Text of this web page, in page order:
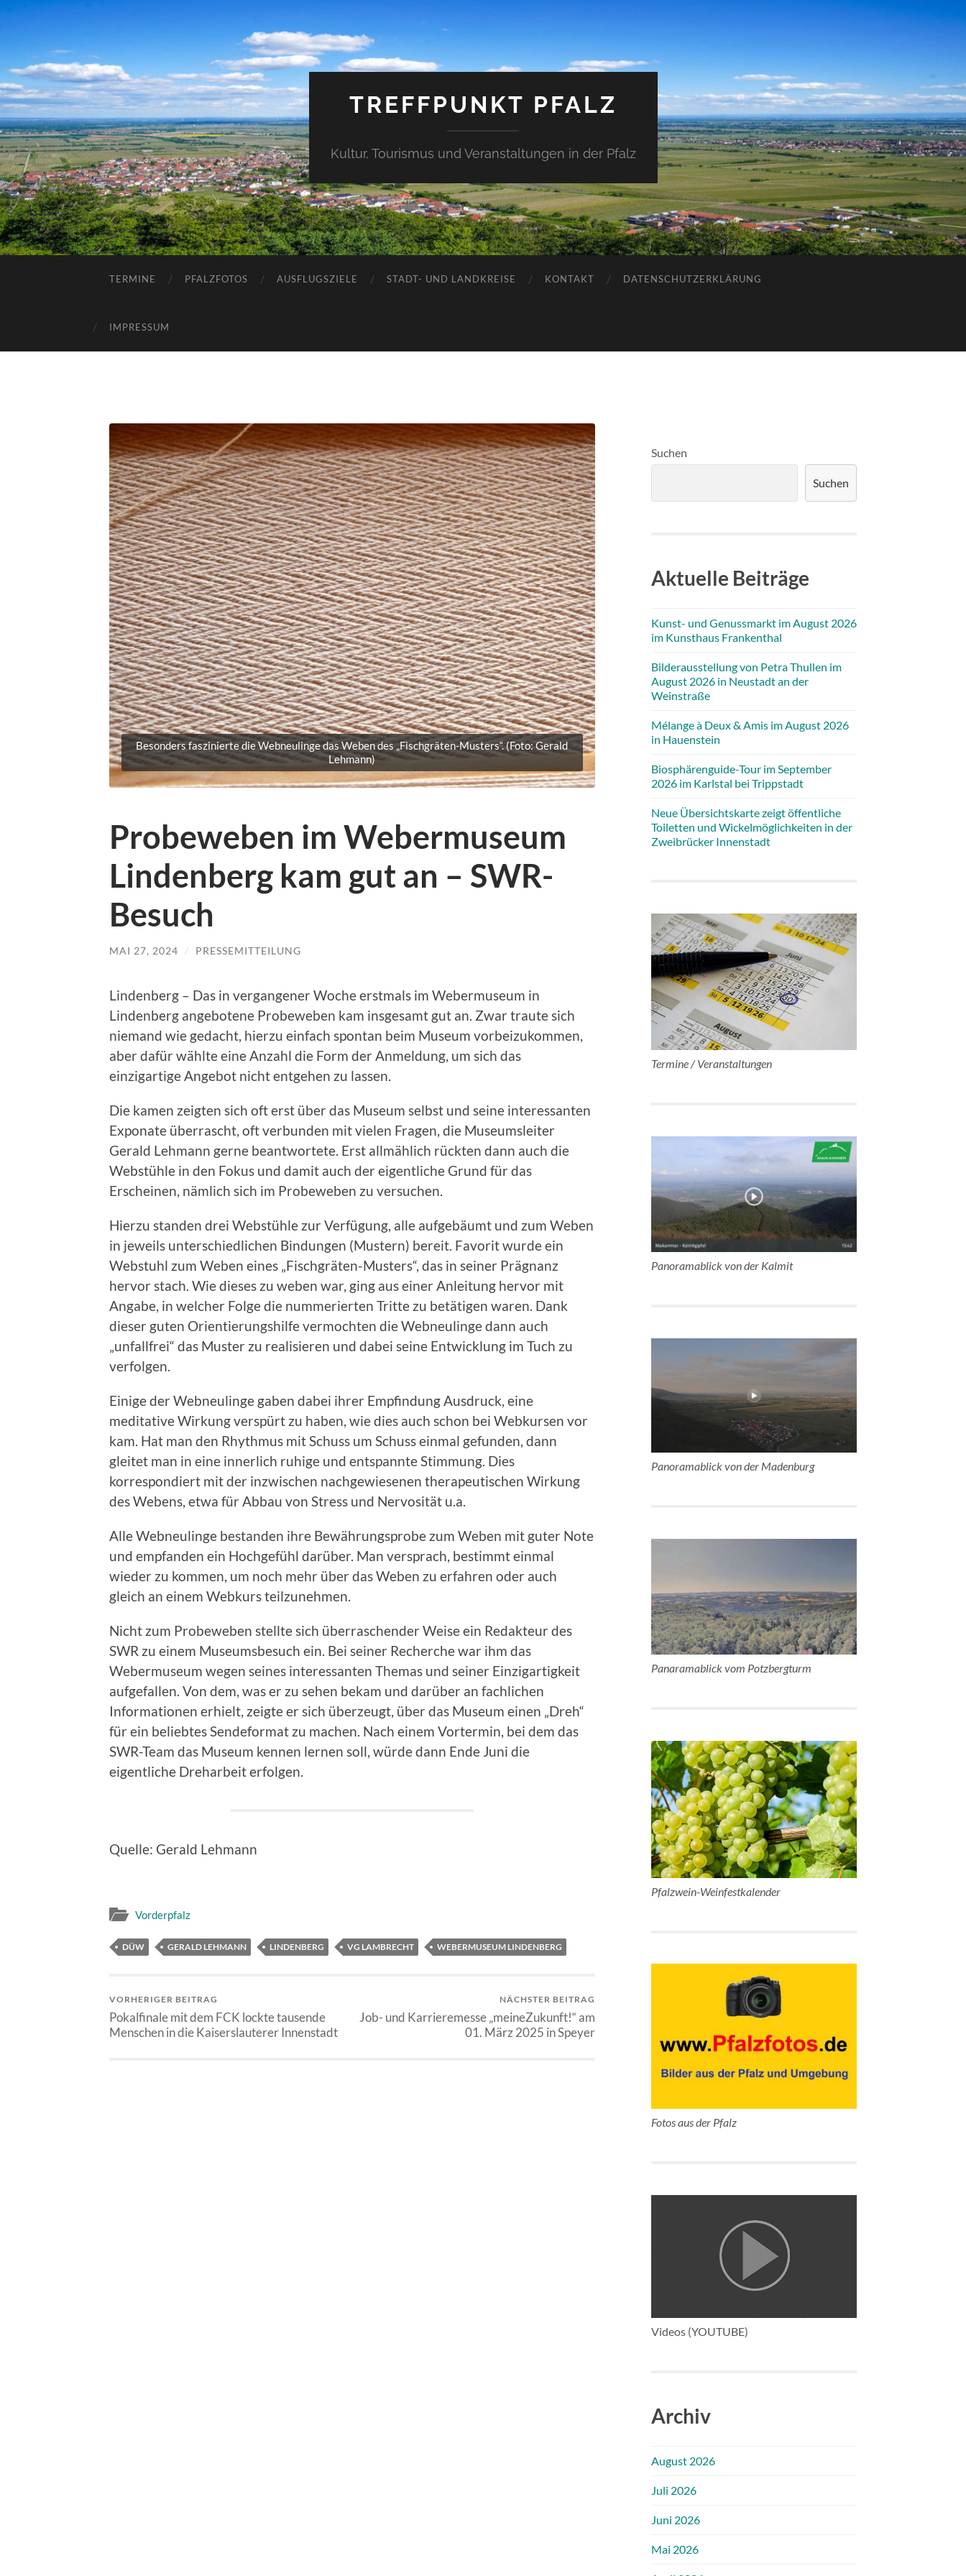
TREFFPUNKT PFALZ
Kultur, Tourismus und Veranstaltungen in der Pfalz
TERMINE PFALZFOTOS AUSFLUGSZIELE STADT- UND LANDKREISE KONTAKT DATENSCHUTZERKLÄRUNG
IMPRESSUM
Besonders faszinierte die Webneulinge das Weben des „Fischgräten-Musters“. (Foto: Gerald
Lehmann)
Probeweben im Webermuseum
Lindenberg kam gut an – SWR-
Besuch
MAI 27, 2024 / PRESSEMITTEILUNG
Lindenberg – Das in vergangener Woche erstmals im Webermuseum in
Lindenberg angebotene Probeweben kam insgesamt gut an. Zwar traute sich
niemand wie gedacht, hierzu einfach spontan beim Museum vorbeizukommen,
aber dafür wählte eine Anzahl die Form der Anmeldung, um sich das
einzigartige Angebot nicht entgehen zu lassen.
Die kamen zeigten sich oft erst über das Museum selbst und seine interessanten
Exponate überrascht, oft verbunden mit vielen Fragen, die Museumsleiter
Gerald Lehmann gerne beantwortete. Erst allmählich rückten dann auch die
Webstühle in den Fokus und damit auch der eigentliche Grund für das
Erscheinen, nämlich sich im Probeweben zu versuchen.
Hierzu standen drei Webstühle zur Verfügung, alle aufgebäumt und zum Weben
in jeweils unterschiedlichen Bindungen (Mustern) bereit. Favorit wurde ein
Webstuhl zum Weben eines „Fischgräten-Musters“, das in seiner Prägnanz
hervor stach. Wie dieses zu weben war, ging aus einer Anleitung hervor mit
Angabe, in welcher Folge die nummerierten Tritte zu betätigen waren. Dank
dieser guten Orientierungshilfe vermochten die Webneulinge dann auch
„unfallfrei“ das Muster zu realisieren und dabei seine Entwicklung im Tuch zu
verfolgen.
Einige der Webneulinge gaben dabei ihrer Empfindung Ausdruck, eine
meditative Wirkung verspürt zu haben, wie dies auch schon bei Webkursen vor
kam. Hat man den Rhythmus mit Schuss um Schuss einmal gefunden, dann
gleitet man in eine innerlich ruhige und entspannte Stimmung. Dies
korrespondiert mit der inzwischen nachgewiesenen therapeutischen Wirkung
des Webens, etwa für Abbau von Stress und Nervosität u.a.
Alle Webneulinge bestanden ihre Bewährungsprobe zum Weben mit guter Note
und empfanden ein Hochgefühl darüber. Man versprach, bestimmt einmal
wieder zu kommen, um noch mehr über das Weben zu erfahren oder auch
gleich an einem Webkurs teilzunehmen.
Nicht zum Probeweben stellte sich überraschender Weise ein Redakteur des
SWR zu einem Museumsbesuch ein. Bei seiner Recherche war ihm das
Webermuseum wegen seines interessanten Themas und seiner Einzigartigkeit
aufgefallen. Von dem, was er zu sehen bekam und darüber an fachlichen
Informationen erhielt, zeigte er sich überzeugt, über das Museum einen „Dreh“
für ein beliebtes Sendeformat zu machen. Nach einem Vortermin, bei dem das
SWR-Team das Museum kennen lernen soll, würde dann Ende Juni die
eigentliche Dreharbeit erfolgen.
Quelle: Gerald Lehmann
Vorderpfalz
DÜW GERALD LEHMANN LINDENBERG VG LAMBRECHT WEBERMUSEUM LINDENBERG
VORHERIGER BEITRAG
Pokalfinale mit dem FCK lockte tausende
Menschen in die Kaiserslauterer Innenstadt
NÄCHSTER BEITRAG
Job- und Karrieremesse „meineZukunft!“ am
01. März 2025 in Speyer
Suchen
Suchen
Aktuelle Beiträge
Kunst- und Genussmarkt im August 2026
im Kunsthaus Frankenthal
Bilderausstellung von Petra Thullen im
August 2026 in Neustadt an der
Weinstraße
Mélange à Deux & Amis im August 2026
in Hauenstein
Biosphärenguide-Tour im September
2026 im Karlstal bei Trippstadt
Neue Übersichtskarte zeigt öffentliche
Toiletten und Wickelmöglichkeiten in der
Zweibrücker Innenstadt
Termine / Veranstaltungen
Panoramablick von der Kalmit
Panoramablick von der Madenburg
Panaramablick vom Potzbergturm
Pfalzwein-Weinfestkalender
Fotos aus der Pfalz
Videos (YOUTUBE)
Archiv
August 2026
Juli 2026
Juni 2026
Mai 2026